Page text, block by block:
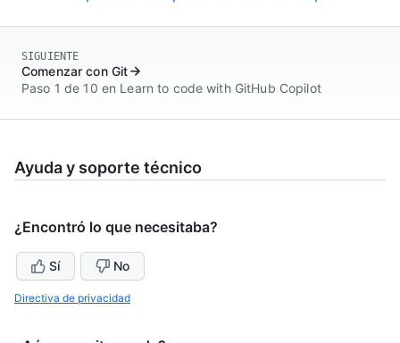
SIGUIENTE
Comenzar con Git
Paso 1 de 10 en Learn to code with GitHub Copilot
Ayuda y soporte técnico
¿Encontró lo que necesitaba?
Sí No
Directiva de privacidad